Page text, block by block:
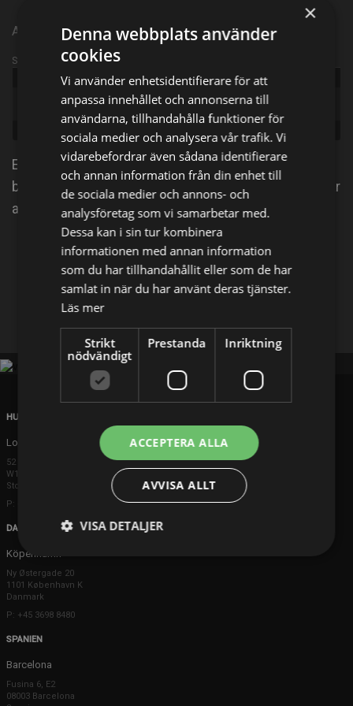
Amerikansk dramaserie från 1985 | Episode 1 | Säsong 3
Sändningsinformation
Publicerad: 1985
North and South
Drama
Efter att Elkanah Bent överlevt explosionen blir han
besatt av att hämnas på Orry och George. Han menar
att allt som gått fel i hans liv är deras fel.
Facebook
HUVUDKONTOR
London
52 Brook Street
W1K 5DS London
Storbritannien
P: +44 203 608 8181
DANMARK
Köpenhamn
Ny Østergade 20
1101 København K
Danmark
P: +45 3698 8480
SPANIEN
Barcelona
Fusina 6, E2
08003 Barcelona
×
Denna webbplats använder
cookies
Vi använder enhetsidentifierare för att
anpassa innehållet och annonserna till
användarna, tillhandahålla funktioner för
sociala medier och analysera vår trafik. Vi
vidarebefordrar även sådana identifierare
och annan information från din enhet till
de sociala medier och annons- och
analysföretag som vi samarbetar med.
Dessa kan i sin tur kombinera
informationen med annan information
som du har tillhandahållit eller som de har
samlat in när du har använt deras tjänster.
Läs mer
Strikt
nödvändigt
Prestanda Inriktning
ACCEPTERA ALLA
AVVISA ALLT
VISA DETALJER